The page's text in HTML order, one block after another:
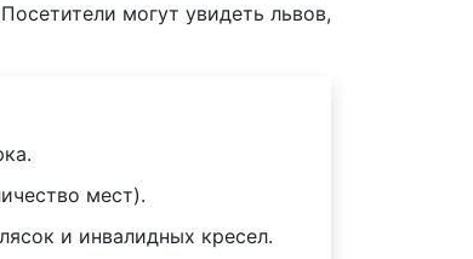
могут увидеть львов,
мест).
и инвалидных кресел.